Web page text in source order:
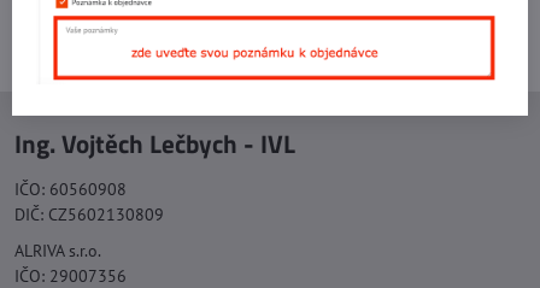
+420 577 523 563
Ing. Vojtěch Lečbych - IVL
IČO: 60560908
DIČ: CZ5602130809
ALRIVA s.r.o.
IČO: 29007356